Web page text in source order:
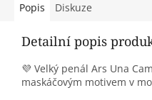
Popis Diskuze
Detailní popis
💜 Velký penál Ars Una
maskáčovým motivem v